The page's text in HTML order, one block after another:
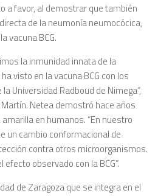
a favor, al demostrar que también
de la neumonía neumocócica,
vacuna BCG.
la inmunidad innata de la
visto en la vacuna BCG con los
Universidad Radboud de Nimega”,
Netea demostró hace años
en humanos. “En nuestro
un cambio conformacional de
contra otros microorganismos.
observado con la BCG”.
de Zaragoza que se integra en el